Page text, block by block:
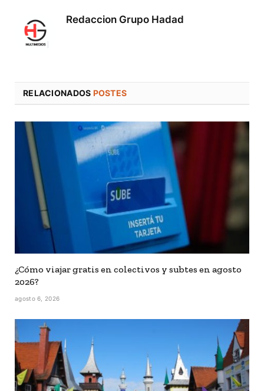
Redaccion Grupo Hadad
RELACIONADOS POSTES
¿Cómo viajar gratis en colectivos y subtes en agosto
2026?
agosto 6, 2026